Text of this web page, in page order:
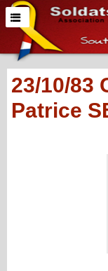
23/10/83
Patrice